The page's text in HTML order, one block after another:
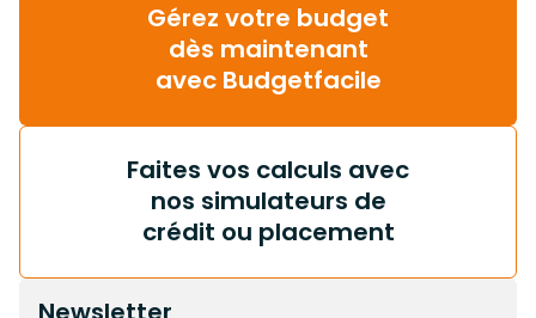
Gérez votre budget
dès maintenant
avec Budgetfacile
Faites vos calculs avec
nos simulateurs de
crédit ou placement